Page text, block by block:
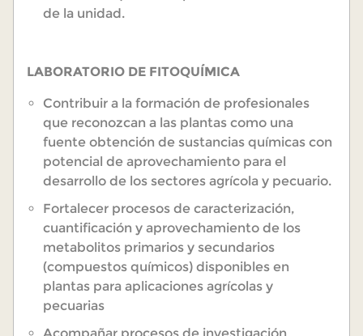
de la unidad.
LABORATORIO DE FITOQUÍMICA
Contribuir a la formación de profesionales
que reconozcan a las plantas como una
fuente obtención de sustancias químicas con
potencial de aprovechamiento para el
desarrollo de los sectores agrícola y pecuario.
Fortalecer procesos de caracterización,
cuantificación y aprovechamiento de los
metabolitos primarios y secundarios
(compuestos químicos) disponibles en
plantas para aplicaciones agrícolas y
pecuarias
Acompañar procesos de investigación